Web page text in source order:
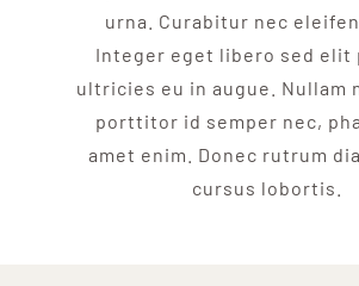
urna. Curabitur nec
Integer eget libero sed elit
ultricies eu in augue. Nullam
porttitor id semper nec,
amet enim. Donec rutrum
cursus lobortis.